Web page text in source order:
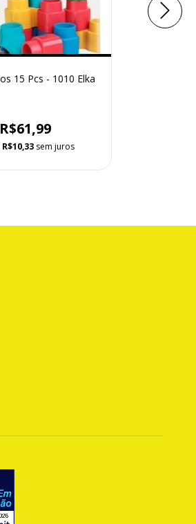
15 Pcs - 1010 Elka
R$61,99
R$10,33 sem juros